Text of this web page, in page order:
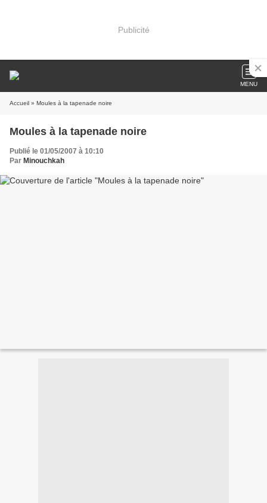
Publicité
MENU
Accueil » Moules à la tapenade noire
Moules à la tapenade noire
Publié le 01/05/2007 à 10:10
Par Minouchkah